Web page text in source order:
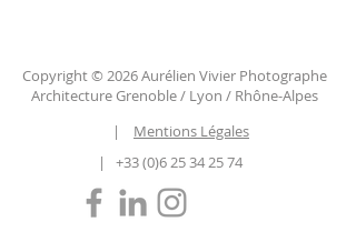
Copyright © 2026 Aurélien Vivier Photographe
Architecture Grenoble / Lyon / Rhône-Alpes
| Mentions Légales
| +33 (0)6 25 34 25 74